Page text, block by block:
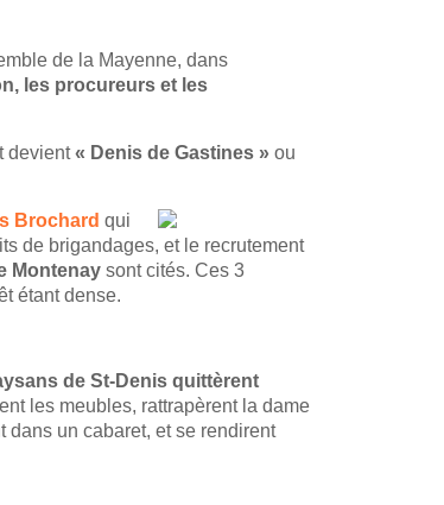
de la Mayenne, dans
les procureurs et les
devient« Denis de Gastines » ou
Brochard qui
de brigandages, et le recrutement
Montenay sont cités. Ces 3
étant dense.
de St-Denis quittèrent
les meubles, rattrapèrent la dame
dans un cabaret, et se rendirent